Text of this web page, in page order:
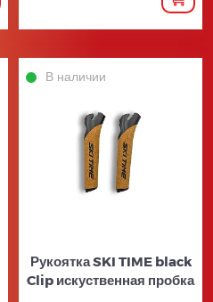
В наличии
Рукоятка SKI TIME black
Clip искуственная пробка